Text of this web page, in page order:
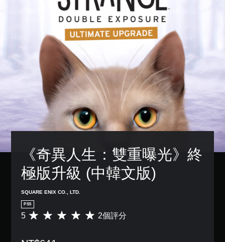
《奇異人生：雙重曝光》終
極版升級 (中韓文版)
SQUARE ENIX CO., LTD.
PS5
平
5 2個評分